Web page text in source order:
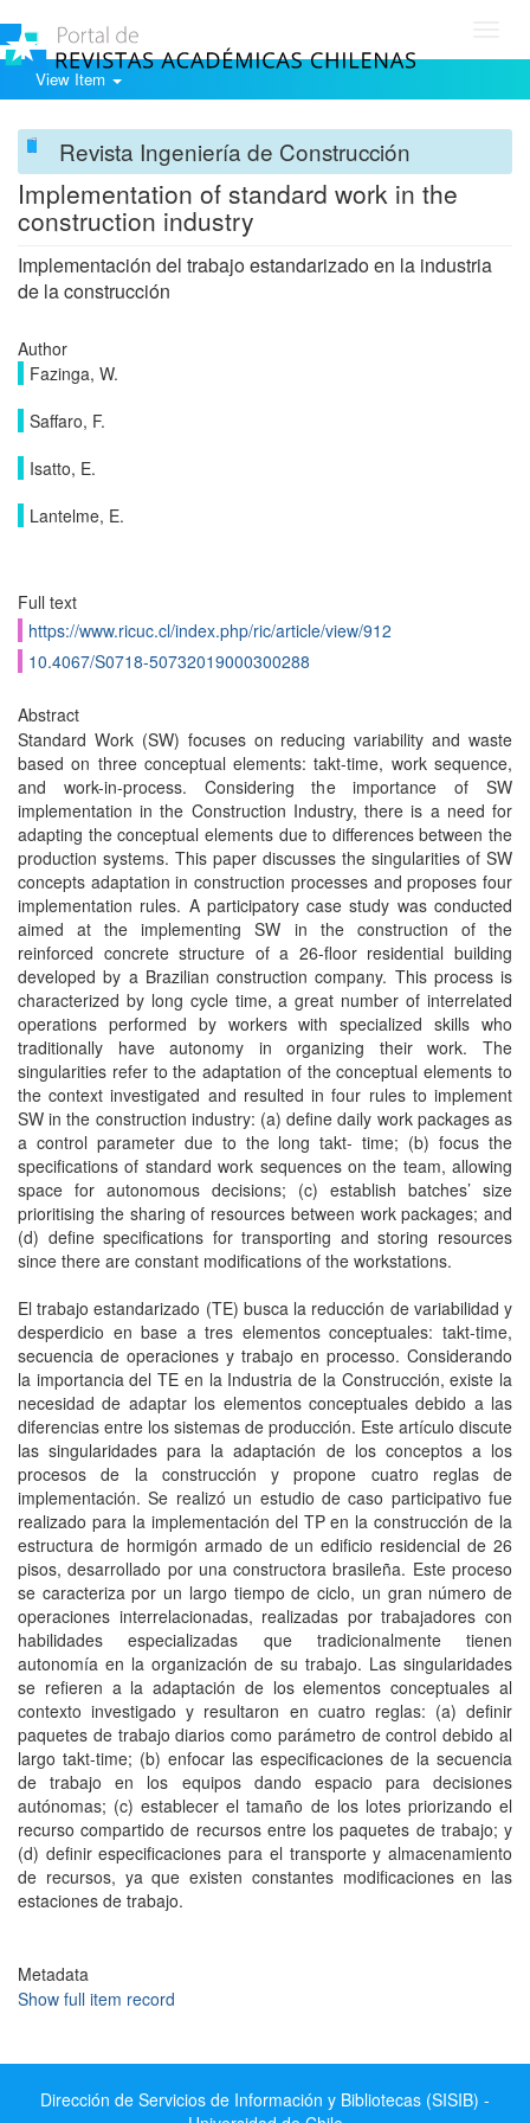
View Item
Revista Ingeniería de Construcción
Implementation of standard work in the
construction industry
Implementación del trabajo estandarizado en la industria
de la construcción
Author
Fazinga, W.
Saffaro, F.
Isatto, E.
Lantelme, E.
Full text
https://www.ricuc.cl/index.php/ric/article/view/912
10.4067/S0718-50732019000300288
Abstract
Standard Work (SW) focuses on reducing variability and waste
based on three conceptual elements: takt-time, work sequence,
and work-in-process. Considering the importance of SW
implementation in the Construction Industry, there is a need for
adapting the conceptual elements due to differences between the
production systems. This paper discusses the singularities of SW
concepts adaptation in construction processes and proposes four
implementation rules. A participatory case study was conducted
aimed at the implementing SW in the construction of the
reinforced concrete structure of a 26-floor residential building
developed by a Brazilian construction company. This process is
characterized by long cycle time, a great number of interrelated
operations performed by workers with specialized skills who
traditionally have autonomy in organizing their work. The
singularities refer to the adaptation of the conceptual elements to
the context investigated and resulted in four rules to implement
SW in the construction industry: (a) define daily work packages as
a control parameter due to the long takt- time; (b) focus the
specifications of standard work sequences on the team, allowing
space for autonomous decisions; (c) establish batches’ size
prioritising the sharing of resources between work packages; and
(d) define specifications for transporting and storing resources
since there are constant modifications of the workstations.
El trabajo estandarizado (TE) busca la reducción de variabilidad y
desperdicio en base a tres elementos conceptuales: takt-time,
secuencia de operaciones y trabajo en processo. Considerando
la importancia del TE en la Industria de la Construcción, existe la
necesidad de adaptar los elementos conceptuales debido a las
diferencias entre los sistemas de producción. Este artículo discute
las singularidades para la adaptación de los conceptos a los
procesos de la construcción y propone cuatro reglas de
implementación. Se realizó un estudio de caso participativo fue
realizado para la implementación del TP en la construcción de la
estructura de hormigón armado de un edificio residencial de 26
pisos, desarrollado por una constructora brasileña. Este proceso
se caracteriza por un largo tiempo de ciclo, un gran número de
operaciones interrelacionadas, realizadas por trabajadores con
habilidades especializadas que tradicionalmente tienen
autonomía en la organización de su trabajo. Las singularidades
se refieren a la adaptación de los elementos conceptuales al
contexto investigado y resultaron en cuatro reglas: (a) definir
paquetes de trabajo diarios como parámetro de control debido al
largo takt-time; (b) enfocar las especificaciones de la secuencia
de trabajo en los equipos dando espacio para decisiones
autónomas; (c) establecer el tamaño de los lotes priorizando el
recurso compartido de recursos entre los paquetes de trabajo; y
(d) definir especificaciones para el transporte y almacenamiento
de recursos, ya que existen constantes modificaciones en las
estaciones de trabajo.
Metadata
Show full item record
Dirección de Servicios de Información y Bibliotecas (SISIB) -